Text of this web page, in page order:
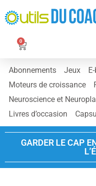
0
Abonnements Jeux
Moteurs de croissance
Neuroscience et
Livres d’occasion
GARDER LE CAP